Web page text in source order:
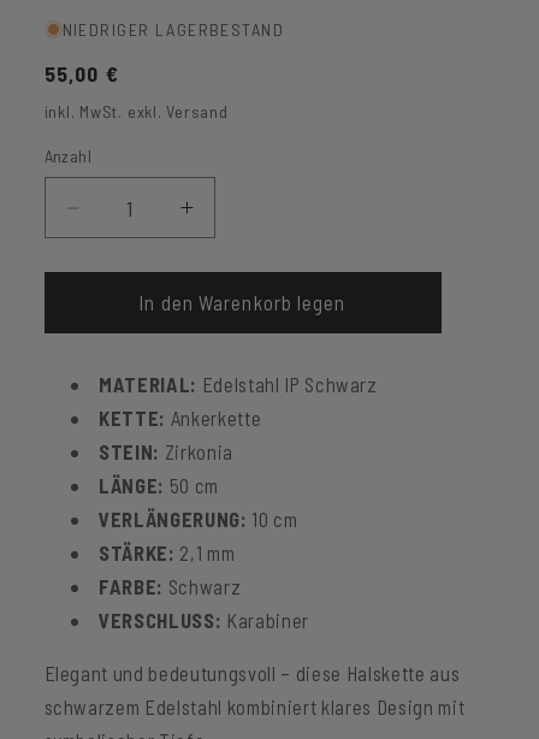
NIEDRIGER LAGERBESTAND
Normaler
Preis
55,00 €
inkl. MwSt. exkl. Versand
Anzahl
Verringere
die
Menge
Halskette
Zirkonia
Schwarz
Erhöhe
die
Menge
für
Halskette
Zirkonia
Schwarz
In den Warenkorb legen
MATERIAL: Edelstahl IP Schwarz
KETTE: Ankerkette
STEIN: Zirkonia
LÄNGE: 50 cm
VERLÄNGERUNG: 10 cm
STÄRKE: 2,1 mm
FARBE: Schwarz
VERSCHLUSS: Karabiner
Elegant und bedeutungsvoll – diese Halskette aus
schwarzem Edelstahl kombiniert klares Design mit